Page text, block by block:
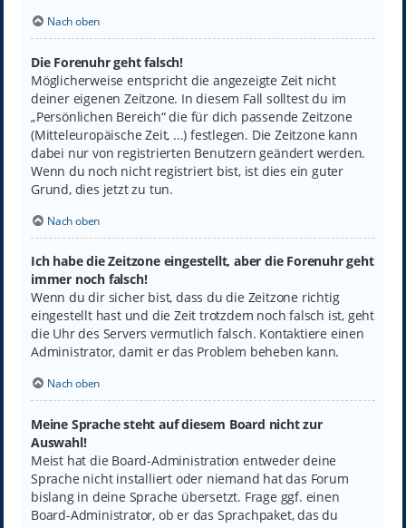
Nach oben
Die Forenuhr geht falsch!
Möglicherweise entspricht die angezeigte Zeit nicht
deiner eigenen Zeitzone. In diesem Fall solltest du im
„Persönlichen Bereich“ die für dich passende Zeitzone
(Mitteleuropäische Zeit, ...) festlegen. Die Zeitzone kann
dabei nur von registrierten Benutzern geändert werden.
Wenn du noch nicht registriert bist, ist dies ein guter
Grund, dies jetzt zu tun.
Nach oben
Ich habe die Zeitzone eingestellt, aber die Forenuhr geht
immer noch falsch!
Wenn du dir sicher bist, dass du die Zeitzone richtig
eingestellt hast und die Zeit trotzdem noch falsch ist, geht
die Uhr des Servers vermutlich falsch. Kontaktiere einen
Administrator, damit er das Problem beheben kann.
Nach oben
Meine Sprache steht auf diesem Board nicht zur
Auswahl!
Meist hat die Board-Administration entweder deine
Sprache nicht installiert oder niemand hat das Forum
bislang in deine Sprache übersetzt. Frage ggf. einen
Board-Administrator, ob er das Sprachpaket, das du